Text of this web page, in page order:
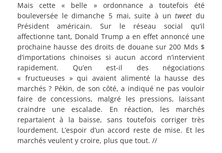
Mais cette « belle » ordonnance a toutefois été
bouleversée le dimanche 5 mai, suite à untweet du
Président américain. Sur le réseau social qu’il
affectionne tant, Donald Trump a en effet annoncé une
prochaine hausse des droits de douane sur 200 Mds $
d’importations chinoises si aucun accord n’intervient
rapidement. Qu’en est-il des négociations
« fructueuses » qui avaient alimenté la hausse des
marchés ? Pékin, de son côté, a indiqué ne pas vouloir
faire de concessions, malgré les pressions, laissant
craindre une escalade. En réaction, les marchés
repartaient à la baisse, sans toutefois corriger très
lourdement. L’espoir d’un accord reste de mise. Et les
marchés veulent y croire, plus que tout. //